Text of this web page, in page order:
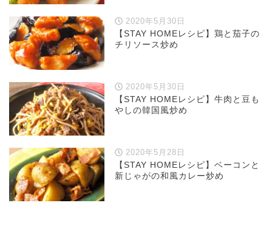
2020年5月30日
【STAY HOMEレシピ】鶏と茄子の
チリソース炒め
2020年5月30日
【STAY HOMEレシピ】牛肉と豆も
やしの韓国風炒め
2020年5月28日
【STAY HOMEレシピ】ベーコンと
新じゃがの和風カレー炒め